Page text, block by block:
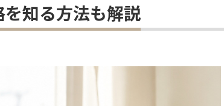
知る方法も解説